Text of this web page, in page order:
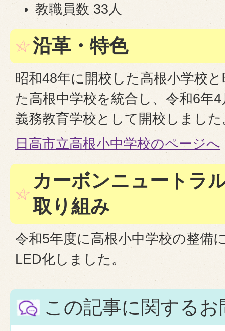
教職員数 33人
沿革・特色
昭和48年に開校した高根小学校
た高根中学校を統合し、令和6年
義務教育学校として開校しました
日高市立高根小中学校のページへ
カーボンニュートラ
取り組み
令和5年度に高根小中学校の整備
LED化しました。
この記事に関する